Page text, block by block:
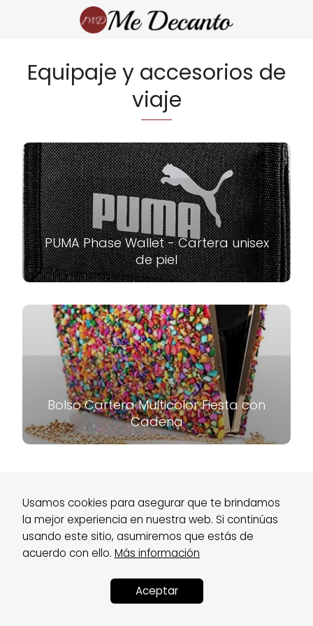
Equipaje y accesorios de
viaje
PUMA Phase Wallet - Cartera unisex
de piel
Bolso Cartera Multicolor Fiesta con
Cadena
Sobre Nosotros Aviso Legal
Política de Privacidad
Política de Afiliado
Política de Cookies
FQA
Contacto
Usamos cookies para asegurar que te brindamos
la mejor experiencia en nuestra web. Si continúas
usando este sitio, asumiremos que estás de
acuerdo con ello. Más información
Aceptar